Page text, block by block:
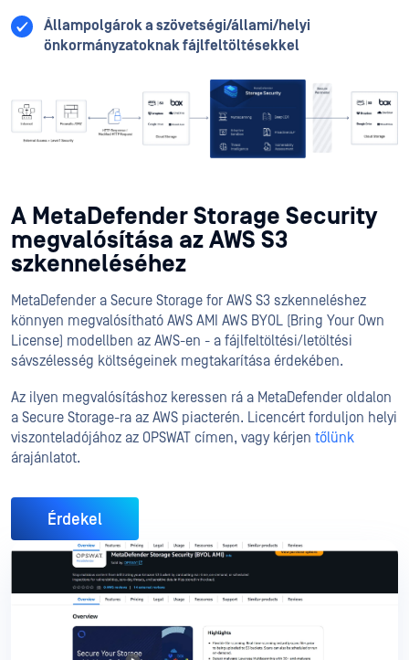
Állampolgárok a szövetségi/állami/helyi
önkormányzatoknak fájlfeltöltésekkel
A MetaDefender Storage Security
megvalósítása az AWS S3
szkenneléséhez
MetaDefender a Secure Storage for AWS S3 szkenneléshez
könnyen megvalósítható AWS AMI AWS BYOL (Bring Your Own
License) modellben az AWS-en - a fájlfeltöltési/letöltési
sávszélesség költségeinek megtakarítása érdekében.
Az ilyen megvalósításhoz keressen rá a MetaDefender oldalon
a Secure Storage-ra az AWS piacterén. Licencért forduljon helyi
viszonteladójához az OPSWAT címen, vagy kérjen tőlünk
árajánlatot.
Érdekel